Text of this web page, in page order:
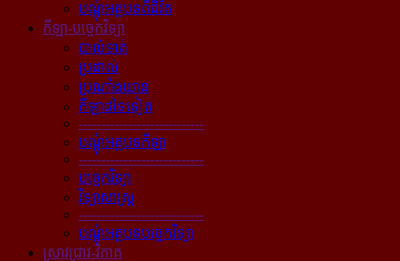
បណ្ដុំអត្ថបទពីជីវិត
កីឡា-បច្ចេកវិទ្យា
បាល់ទាត់
ប្រដាល់
ប្រណាំងយាន
កីឡាដទៃទៀត
----------------------------
បណ្ដុំអត្ថបទកីឡា
----------------------------
បច្ចេកវិទ្យា
វិទ្យាសាស្ត្រ
----------------------------
បណ្ដុំអត្ថបទបច្ចេកវិទ្យា
ស្រាវជ្រាវ-វិភាគ